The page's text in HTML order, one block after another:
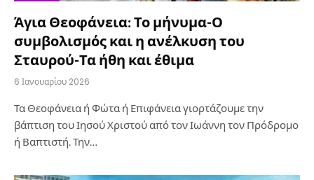
Άγια Θεοφάνεια: Το μήνυμα-Ο
συμβολισμός και η ανέλκυση του
Σταυρού-Τα ήθη και έθιμα
6 Ιανουαρίου 2026
Τα Θεοφάνεια ή Φώτα ή Επιφάνεια γιορτάζουμε την
βάπτιση του Ιησού Χριστού από τον Ιωάννη τον Πρόδρομο
ή Βαπτιστή. Την…